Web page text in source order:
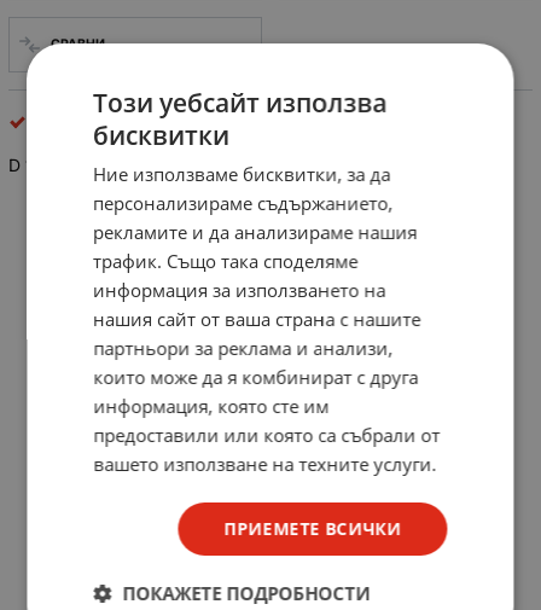
СРАВНИ
интегрални схеми
D 147 D
Този уебсайт използва
бисквитки
Ние използваме бисквитки, за да
персонализираме съдържанието,
рекламите и да анализираме нашия
трафик. Също така споделяме
информация за използването на
нашия сайт от ваша страна с нашите
партньори за реклама и анализи,
които може да я комбинират с друга
информация, която сте им
предоставили или която са събрали от
вашето използване на техните услуги.
ПРИЕМЕТЕ ВСИЧКИ
ПОКАЖЕТЕ ПОДРОБНОСТИ